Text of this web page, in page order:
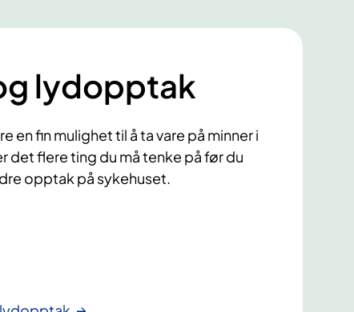
lydopptak
fin mulighet til å ta vare på minner i
det flere ting du må tenke på før du
opptak på sykehuset.